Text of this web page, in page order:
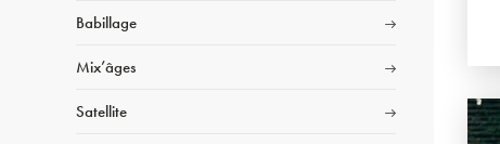
Babillage
Mix’âges
Satellite